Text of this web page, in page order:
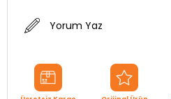
Yorum Yaz